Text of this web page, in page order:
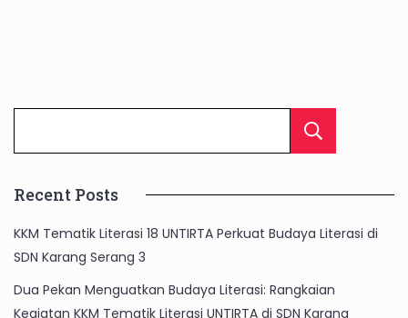
Recent Posts
KKM Tematik Literasi 18 UNTIRTA Perkuat Budaya Literasi di
SDN Karang Serang 3
Dua Pekan Menguatkan Budaya Literasi: Rangkaian
Kegiatan KKM Tematik Literasi UNTIRTA di SDN Karang